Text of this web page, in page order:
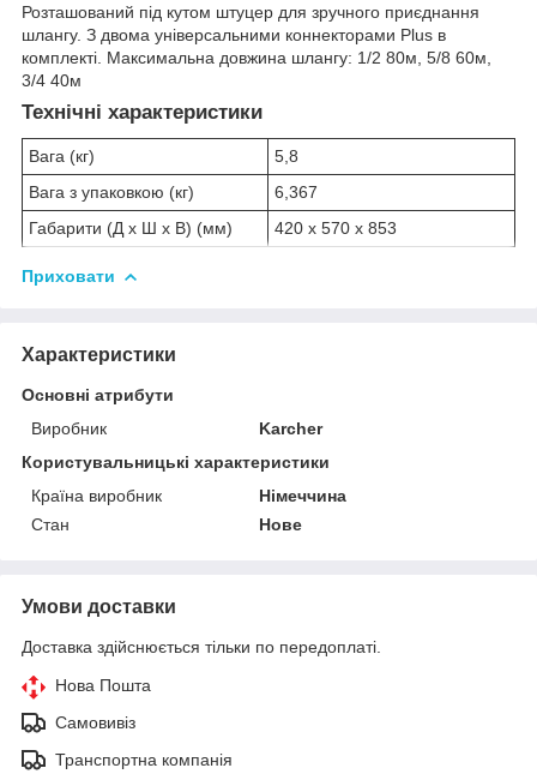
Розташований під кутом штуцер для зручного приєднання
шлангу. З двома універсальними коннекторами Plus в
комплекті. Максимальна довжина шлангу: 1/2 80м, 5/8 60м,
3/4 40м
Технічні характеристики
Вага (кг)
5,8
Вага з упаковкою (кг)
6,367
Габарити (Д х Ш х В) (мм)
420 x 570 x 853
Приховати
Характеристики
Основні атрибути
Виробник
Karcher
Користувальницькі характеристики
Країна виробник
Німеччина
Стан
Нове
Умови доставки
Доставка здійснюється тільки по передоплаті.
Нова Пошта
Самовивіз
Транспортна компанія